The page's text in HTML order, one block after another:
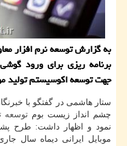
به گزارش توسعه نرم افزار
برنامه ریزی برای ورود
جهت توسعه اكوسیستم تولید
ستار هاشمی در گفتگو با
چشم انداز زیست بوم توسعه
نمود و اظهار داشت: طرح
موبایل ایرانی دیماه سال